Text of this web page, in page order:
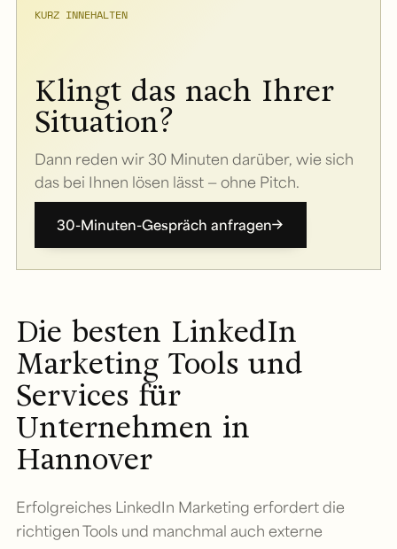
KURZ INNEHALTEN
Klingt das nach Ihrer
Situation?
Dann reden wir 30 Minuten darüber, wie sich
das bei Ihnen lösen lässt — ohne Pitch.
30-Minuten-Gespräch anfragen
Die besten LinkedIn
Marketing Tools und
Services für
Unternehmen in
Hannover
Erfolgreiches LinkedIn Marketing erfordert die
richtigen Tools und manchmal auch externe